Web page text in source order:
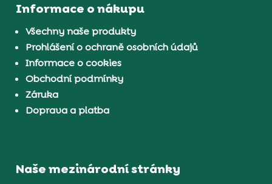
Informace o nákupu
Všechny naše produkty
Prohlášení o ochraně osobních údajů
Informace o cookies
Obchodní podmínky
Záruka
Doprava a platba
Naše mezinárodní stránky